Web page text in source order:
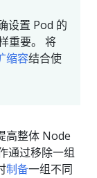
设置 Pod 的
重要。 将
缩容结合使
高整体 Node
通过移除一组
制备一组不同